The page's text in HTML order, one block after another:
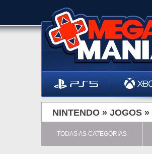
NINTENDO » JOGOS »
TODAS AS CATEGORIAS